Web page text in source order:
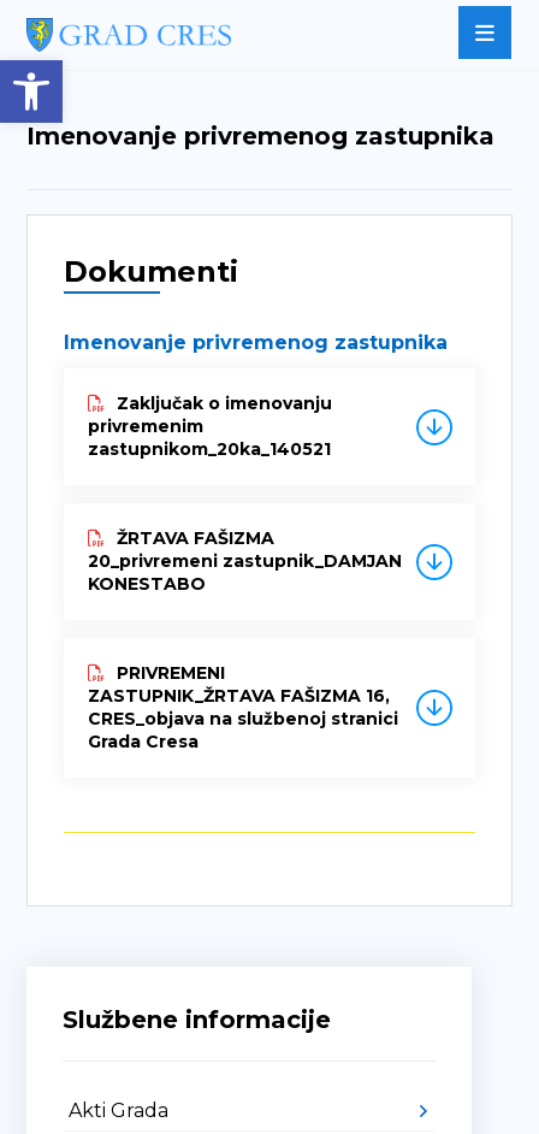
Open toolbar
Imenovanje privremenog zastupnika
Dokumenti
Imenovanje privremenog zastupnika
Zaključak o imenovanju
privremenim
zastupnikom_20ka_140521
ŽRTAVA FAŠIZMA
20_privremeni zastupnik_DAMJAN
KONESTABO
PRIVREMENI
ZASTUPNIK_ŽRTAVA FAŠIZMA 16,
CRES_objava na službenoj stranici
Grada Cresa
Službene informacije
Akti Grada